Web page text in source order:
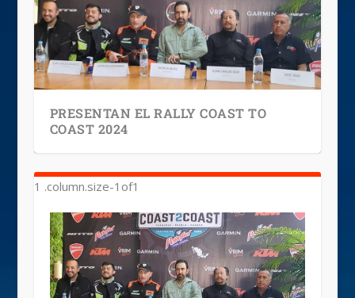
PRESENTAN EL RALLY COAST TO
COAST 2024